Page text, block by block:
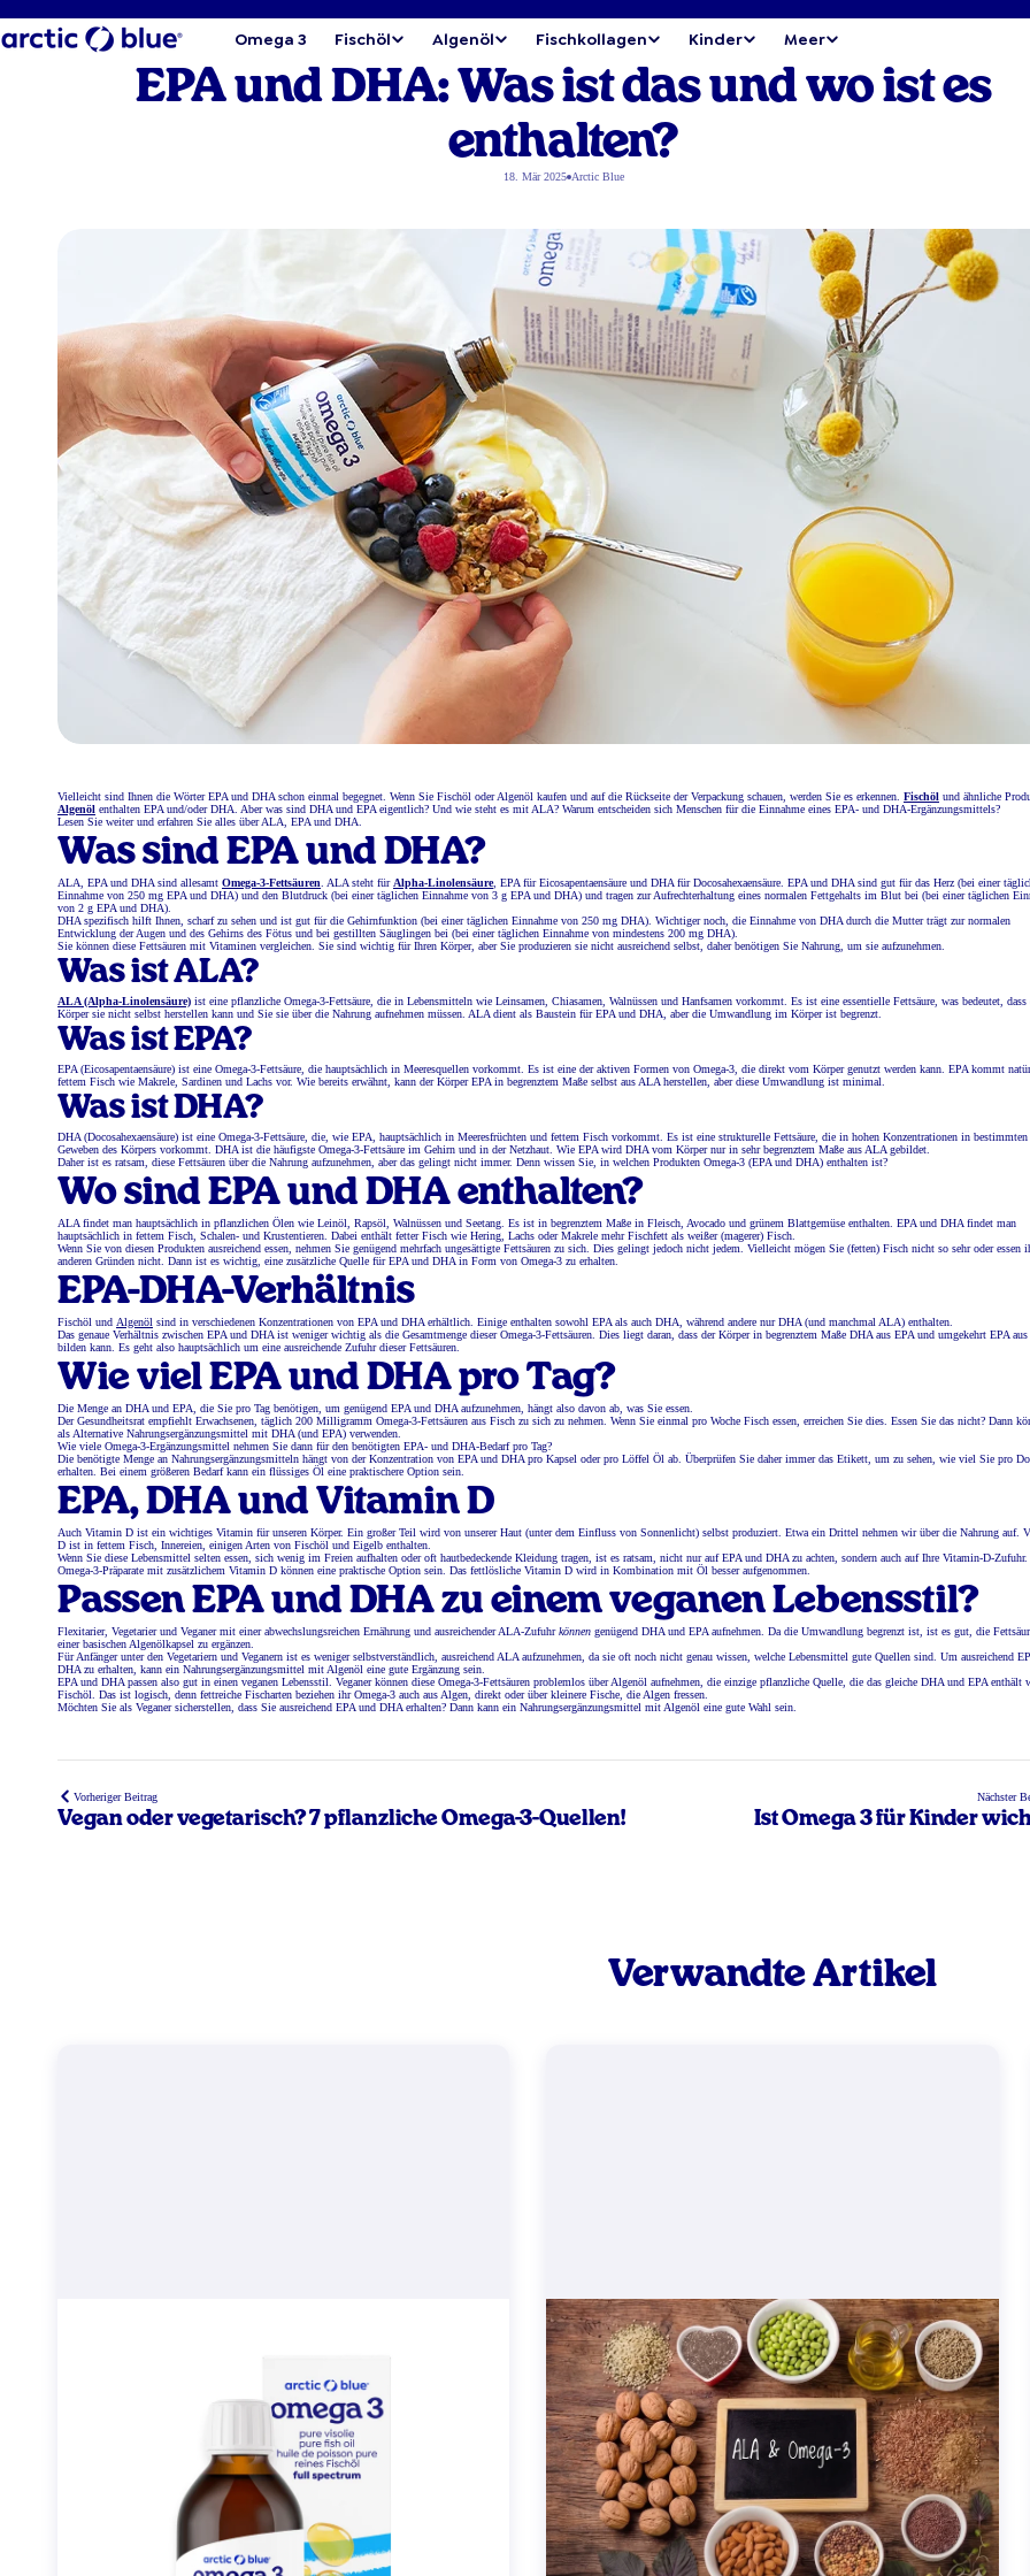
Omega 3 Fischöl Algenöl Fischkollagen Kinder Meer
EPA und DHA: Was ist das und wo ist es
enthalten?
18. Mär 2025 Arctic Blue
Vielleicht sind Ihnen die Wörter EPA und DHA schon einmal begegnet. Wenn Sie Fischöl oder Algenöl kaufen und auf die Rückseite der Verpackung schauen, werden Sie es erkennen. Fischöl und ähnliche
Algenöl enthalten EPA und/oder DHA. Aber was sind DHA und EPA eigentlich? Und wie steht es mit ALA? Warum entscheiden sich Menschen für die Einnahme eines EPA- und DHA-Ergänzungsmittels?
Lesen Sie weiter und erfahren Sie alles über ALA, EPA und DHA.
Was sind EPA und DHA?
ALA, EPA und DHA sind allesamt Omega-3-Fettsäuren . ALA steht für Alpha-Linolensäure, EPA für Eicosapentaensäure und DHA für Docosahexaensäure. EPA und DHA sind gut für das Herz (bei einer
Einnahme von 250 mg EPA und DHA) und den Blutdruck (bei einer täglichen Einnahme von 3 g EPA und DHA) und tragen zur Aufrechterhaltung eines normalen Fettgehalts im Blut bei (bei einer täglichen
von 2 g EPA und DHA).
DHA spezifisch hilft Ihnen, scharf zu sehen und ist gut für die Gehirnfunktion (bei einer täglichen Einnahme von 250 mg DHA). Wichtiger noch, die Einnahme von DHA durch die Mutter trägt zur normalen
Entwicklung der Augen und des Gehirns des Fötus und bei gestillten Säuglingen bei (bei einer täglichen Einnahme von mindestens 200 mg DHA).
Sie können diese Fettsäuren mit Vitaminen vergleichen. Sie sind wichtig für Ihren Körper, aber Sie produzieren sie nicht ausreichend selbst, daher benötigen Sie Nahrung, um sie aufzunehmen.
Was ist ALA?
ALA (Alpha-Linolensäure) ist eine pflanzliche Omega-3-Fettsäure, die in Lebensmitteln wie Leinsamen, Chiasamen, Walnüssen und Hanfsamen vorkommt. Es ist eine essentielle Fettsäure, was bedeutet, dass
Körper sie nicht selbst herstellen kann und Sie sie über die Nahrung aufnehmen müssen. ALA dient als Baustein für EPA und DHA, aber die Umwandlung im Körper ist begrenzt.
Was ist EPA?
EPA (Eicosapentaensäure) ist eine Omega-3-Fettsäure, die hauptsächlich in Meeresquellen vorkommt. Es ist eine der aktiven Formen von Omega-3, die direkt vom Körper genutzt werden kann. EPA kommt
fettem Fisch wie Makrele, Sardinen und Lachs vor. Wie bereits erwähnt, kann der Körper EPA in begrenztem Maße selbst aus ALA herstellen, aber diese Umwandlung ist minimal.
Was ist DHA?
DHA (Docosahexaensäure) ist eine Omega-3-Fettsäure, die, wie EPA, hauptsächlich in Meeresfrüchten und fettem Fisch vorkommt. Es ist eine strukturelle Fettsäure, die in hohen Konzentrationen in bestimmten
Geweben des Körpers vorkommt. DHA ist die häufigste Omega-3-Fettsäure im Gehirn und in der Netzhaut. Wie EPA wird DHA vom Körper nur in sehr begrenztem Maße aus ALA gebildet.
Daher ist es ratsam, diese Fettsäuren über die Nahrung aufzunehmen, aber das gelingt nicht immer. Denn wissen Sie, in welchen Produkten Omega-3 (EPA und DHA) enthalten ist?
Wo sind EPA und DHA enthalten?
ALA findet man hauptsächlich in pflanzlichen Ölen wie Leinöl, Rapsöl, Walnüssen und Seetang. Es ist in begrenztem Maße in Fleisch, Avocado und grünem Blattgemüse enthalten. EPA und DHA findet man
hauptsächlich in fettem Fisch, Schalen- und Krustentieren. Dabei enthält fetter Fisch wie Hering, Lachs oder Makrele mehr Fischfett als weißer (magerer) Fisch.
Wenn Sie von diesen Produkten ausreichend essen, nehmen Sie genügend mehrfach ungesättigte Fettsäuren zu sich. Dies gelingt jedoch nicht jedem. Vielleicht mögen Sie (fetten) Fisch nicht so sehr oder essen
anderen Gründen nicht. Dann ist es wichtig, eine zusätzliche Quelle für EPA und DHA in Form von Omega-3 zu erhalten.
EPA-DHA-Verhältnis
Fischöl und Algenöl sind in verschiedenen Konzentrationen von EPA und DHA erhältlich. Einige enthalten sowohl EPA als auch DHA, während andere nur DHA (und manchmal ALA) enthalten.
Das genaue Verhältnis zwischen EPA und DHA ist weniger wichtig als die Gesamtmenge dieser Omega-3-Fettsäuren. Dies liegt daran, dass der Körper in begrenztem Maße DHA aus EPA und umgekehrt EPA
bilden kann. Es geht also hauptsächlich um eine ausreichende Zufuhr dieser Fettsäuren.
Wie viel EPA und DHA pro Tag?
Die Menge an DHA und EPA, die Sie pro Tag benötigen, um genügend EPA und DHA aufzunehmen, hängt also davon ab, was Sie essen.
Der Gesundheitsrat empfiehlt Erwachsenen, täglich 200 Milligramm Omega-3-Fettsäuren aus Fisch zu sich zu nehmen. Wenn Sie einmal pro Woche Fisch essen, erreichen Sie dies. Essen Sie das nicht? Dann
als Alternative Nahrungsergänzungsmittel mit DHA (und EPA) verwenden.
Wie viele Omega-3-Ergänzungsmittel nehmen Sie dann für den benötigten EPA- und DHA-Bedarf pro Tag?
Die benötigte Menge an Nahrungsergänzungsmitteln hängt von der Konzentration von EPA und DHA pro Kapsel oder pro Löffel Öl ab. Überprüfen Sie daher immer das Etikett, um zu sehen, wie viel Sie pro
erhalten. Bei einem größeren Bedarf kann ein flüssiges Öl eine praktischere Option sein.
EPA, DHA und Vitamin D
Auch Vitamin D ist ein wichtiges Vitamin für unseren Körper. Ein großer Teil wird von unserer Haut (unter dem Einfluss von Sonnenlicht) selbst produziert. Etwa ein Drittel nehmen wir über die Nahrung auf.
D ist in fettem Fisch, Innereien, einigen Arten von Fischöl und Eigelb enthalten.
Wenn Sie diese Lebensmittel selten essen, sich wenig im Freien aufhalten oder oft hautbedeckende Kleidung tragen, ist es ratsam, nicht nur auf EPA und DHA zu achten, sondern auch auf Ihre Vitamin-D-Zufuhr.
Omega-3-Präparate mit zusätzlichem Vitamin D können eine praktische Option sein. Das fettlösliche Vitamin D wird in Kombination mit Öl besser aufgenommen.
Passen EPA und DHA zu einem veganen Lebensstil?
Flexitarier, Vegetarier und Veganer mit einer abwechslungsreichen Ernährung und ausreichender ALA-Zufuhrkönnen genügend DHA und EPA aufnehmen. Da die Umwandlung begrenzt ist, ist es gut, die
einer basischen Algenölkapsel zu ergänzen.
Für Anfänger unter den Vegetariern und Veganern ist es weniger selbstverständlich, ausreichend ALA aufzunehmen, da sie oft noch nicht genau wissen, welche Lebensmittel gute Quellen sind. Um ausreichend
DHA zu erhalten, kann ein Nahrungsergänzungsmittel mit Algenöl eine gute Ergänzung sein.
EPA und DHA passen also gut in einen veganen Lebensstil. Veganer können diese Omega-3-Fettsäuren problemlos über Algenöl aufnehmen, die einzige pflanzliche Quelle, die das gleiche DHA und EPA enthält
Fischöl. Das ist logisch, denn fettreiche Fischarten beziehen ihr Omega-3 auch aus Algen, direkt oder über kleinere Fische, die Algen fressen.
Möchten Sie als Veganer sicherstellen, dass Sie ausreichend EPA und DHA erhalten? Dann kann ein Nahrungsergänzungsmittel mit Algenöl eine gute Wahl sein.
Vorheriger Beitrag
Vegan oder vegetarisch? 7 pflanzliche Omega-3-Quellen!
Nächster
Ist Omega 3 für Kinder
Verwandte Artikel